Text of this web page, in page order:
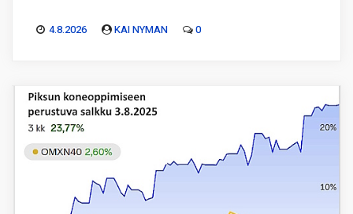
4.8.2026 KAI NYMAN 0